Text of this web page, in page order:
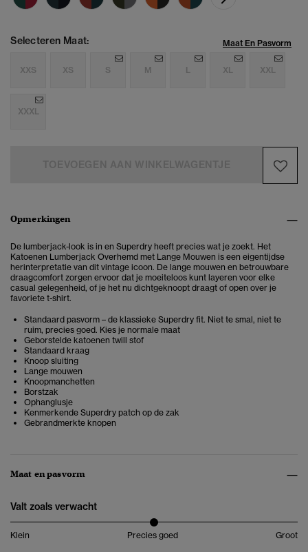
Selecteren Maat: Maat En Pasvorm
XXS XS S M L XL XXL
XXXL
Opmerkingen
De lumberjack-look is in en Superdry heeft precies wat je zoekt. Het
Katoenen Lumberjack Overhemd met Lange Mouwen is een eigentijdse
herinterpretatie van dit vintage icoon. De lange mouwen en betrouwbare
draagcomfort zorgen ervoor dat je moeiteloos kunt layeren voor elke
casual gelegenheid, of je het nu dichtgeknoopt draagt of open over je
favoriete t-shirt.
Standaard pasvorm – de klassieke Superdry fit. Niet te smal, niet te
ruim, precies goed. Kies je normale maat
Geborstelde katoenen twill stof
Standaard kraag
Knoop sluiting
Lange mouwen
Knoopmanchetten
Borstzak
Ophanglusje
Kenmerkende Superdry patch op de zak
Gebrandmerkte knopen
Maat en pasvorm
Valt zoals verwacht
Klein Precies goed Groot